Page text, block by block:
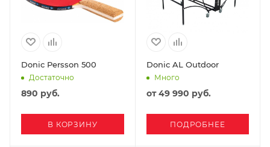
Donic Persson 500
Достаточно
890 руб.
В КОРЗИНУ
Donic AL Outdoor
Много
от49 990 руб.
ПОДРОБНЕЕ